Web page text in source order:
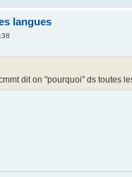
langues
dit on "pourquoi" ds toutes